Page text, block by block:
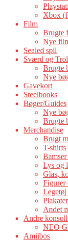
Xbox
Film
Brugte
Nye
Sealed spil
Sværd og
Brugte
Nye
Gavekort
Steelbooks
Bøger/Guides
Nye
Brugte
Merchandise
Brugt
T-shirts
Lys og
Glas,
Figurer
Legetøj
Plakater
Andet
Andre
NEO
Amiibos